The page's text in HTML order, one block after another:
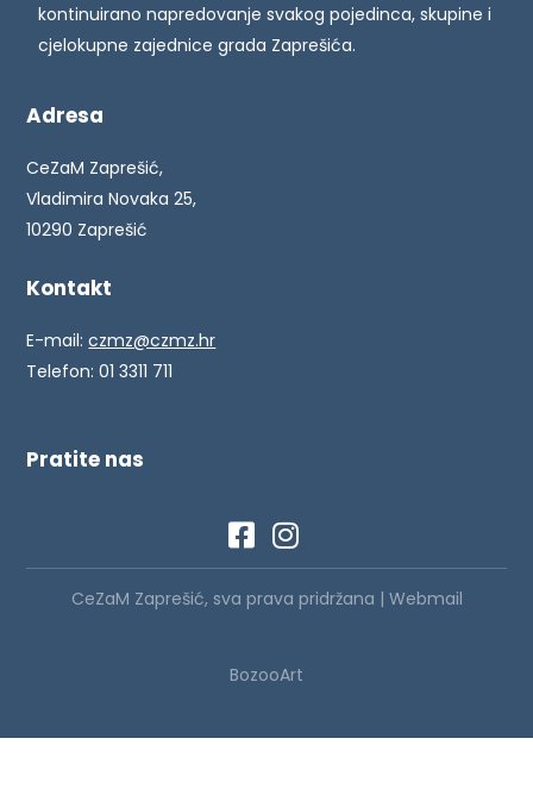
kontinuirano napredovanje svakog pojedinca, skupine i
cjelokupne zajednice grada Zaprešića.
Adresa
CeZaM Zaprešić,
Vladimira Novaka 25,
10290 Zaprešić
Kontakt
E-mail:czmz@czmz.hr
Telefon: 01 3311 711
Pratite nas
CeZaM Zaprešić, sva prava pridržana | Webmail
BozooArt